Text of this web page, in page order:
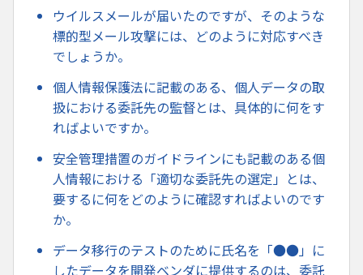
ウイルスメールが届いたのですが、そのような
標的型メール攻撃には、どのように対応すべき
でしょうか。
個人情報保護法に記載のある、個人データの取
扱における委託先の監督とは、具体的に何をす
ればよいですか。
安全管理措置のガイドラインにも記載のある個
人情報における「適切な委託先の選定」とは、
要するに何をどのように確認すればよいのです
か。
データ移行のテストのために氏名を「●●」に
したデータを開発ベンダに提供するのは、委託